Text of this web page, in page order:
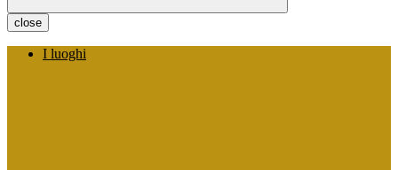
close
I luoghi